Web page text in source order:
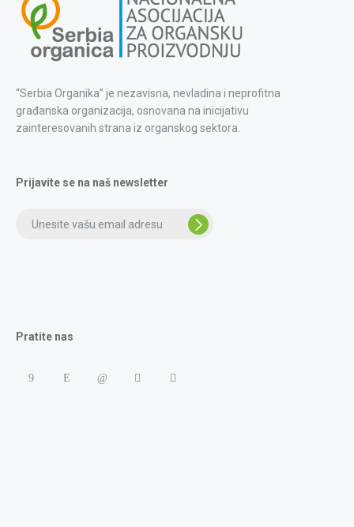
“Serbia Organika” je nezavisna, nevladina i neprofitna
građanska organizacija, osnovana na inicijativu
zainteresovanih strana iz organskog sektora.
Prijavite se na naš newsletter
Pratite nas